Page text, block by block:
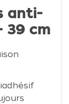
anti-
39 cm